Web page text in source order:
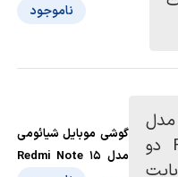
ناموجود
گوشی موبایل شیائومی
مدل Redmi Note 15